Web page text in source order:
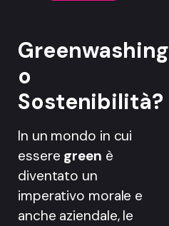
Greenwashing
o
Sostenibilità?
In un mondo in cui
essere green è
diventato un
imperativo morale e
anche aziendale, le